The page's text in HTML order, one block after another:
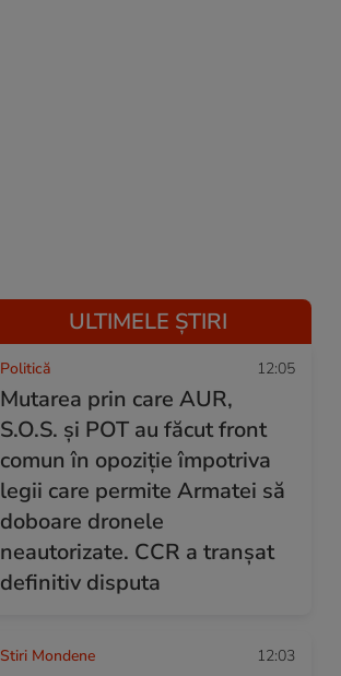
ULTIMELE ȘTIRI
Politică 12:05
Mutarea prin care AUR,
S.O.S. și POT au făcut front
comun în opoziție împotriva
legii care permite Armatei să
doboare dronele
neautorizate. CCR a tranșat
definitiv disputa
Stiri Mondene 12:03